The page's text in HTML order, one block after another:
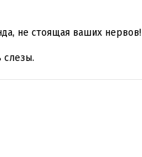
не стоящая ваших нервов!
слезы.
последствиям все это